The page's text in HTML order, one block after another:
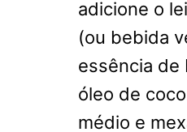
adicione o
(ou bebida
essência de
óleo de
médio e